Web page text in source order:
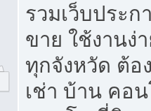
รวมเว็บประก
ขาย ใช้งานง่
ทุกจังหวัด ต้อ
เช่า บ้าน คอ